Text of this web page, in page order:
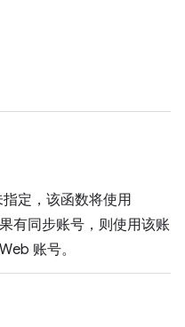
定，该函数将使用
有同步账号，则使用该账
账号。